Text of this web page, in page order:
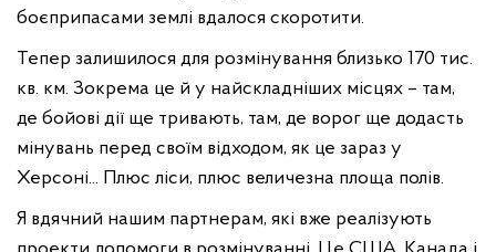
боєприпасами землі вдалося скоротити.
Тепер залишилося для розмінування близько 170 тис.
кв. км. Зокрема це й у найскладніших місцях – там,
де бойові дії ще тривають, там, де ворог ще додасть
мінувань перед своїм відходом, як це зараз у
Херсоні... Плюс ліси, плюс величезна площа полів.
Я вдячний нашим партнерам, які вже реалізують